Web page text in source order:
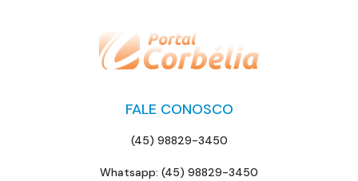
FALE CONOSCO
(45) 98829-3450
Whatsapp: (45) 98829-3450